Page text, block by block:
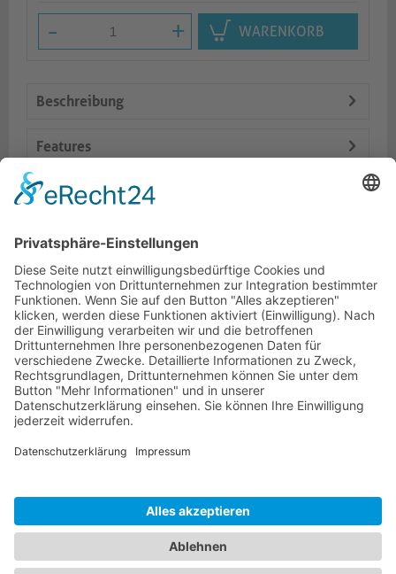
- + WARENKORB
Beschreibung
Features
Logistik
Dokumente
Ähnliche Artikel
HOTLINE
ONEAV.EU
NEWSLETTER